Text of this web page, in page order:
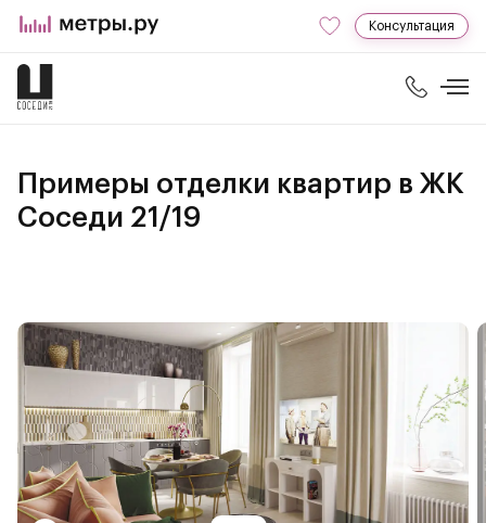
Консультация
Примеры отделки квартир в ЖК
Соседи 21/19